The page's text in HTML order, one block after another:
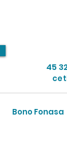
45
Bono Fonasa